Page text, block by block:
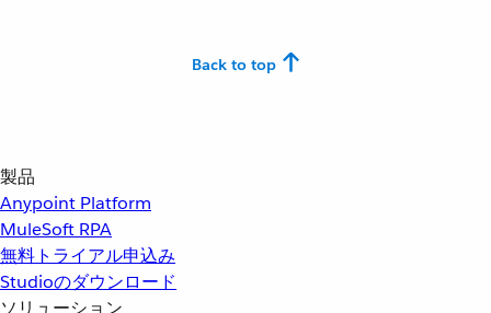
Back to top
製品
Anypoint Platform
MuleSoft RPA
無料トライアル申込み
Studioのダウンロード
ソリューション